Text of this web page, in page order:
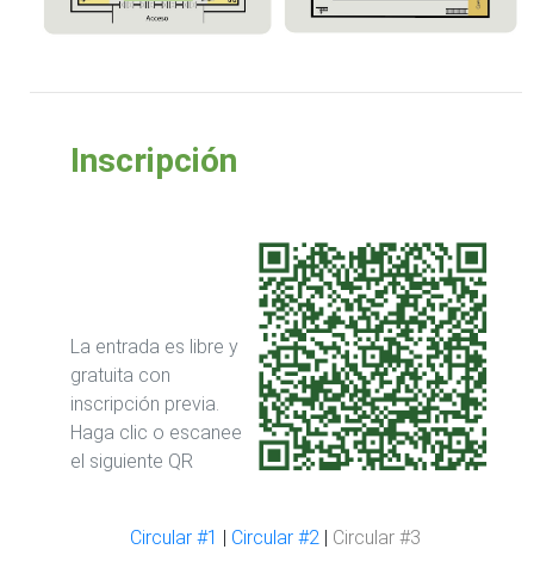
Inscripción
La entrada es libre y
gratuita con
inscripción previa.
Haga clic o escanee
el siguiente QR
Circular #1 | Circular #2 | Circular #3